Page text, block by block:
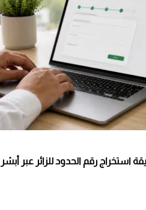
استخراج رقم الحدود للزائر عبر أبشر